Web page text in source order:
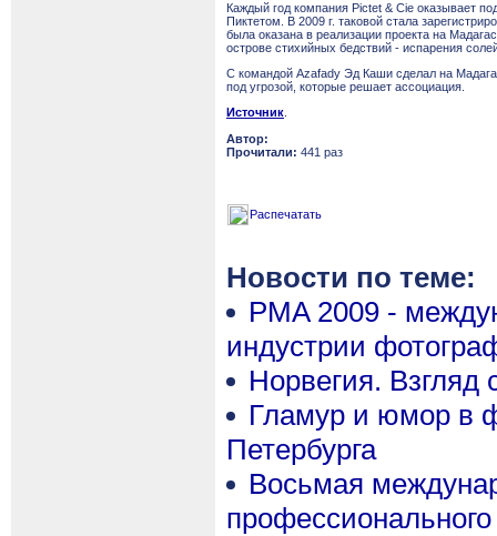
Каждый год компания Pictet & Cie оказывает
Пиктетом. В 2009 г. таковой стала
была оказана в реализации проекта на
острове стихийных бедствий - испарения
С командой Azafady Эд Каши сделал на
под угрозой, которые решает ассоциация.
Источник
Автор:
Прочитали: 441 раз
Распечатать
Новости по теме:
PMA 2009 -
индустрии
Норвегия. Взгляд
Гламур и юмор в
Петербурга
Восьмая